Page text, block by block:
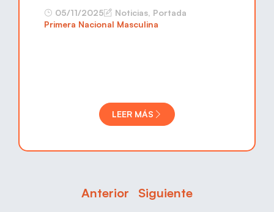
05/11/2025 Noticias, Portada
Primera Nacional Masculina
LEER MÁS
Anterior Siguiente